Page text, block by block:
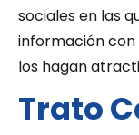
sociales en las
información con
los hagan
Trato